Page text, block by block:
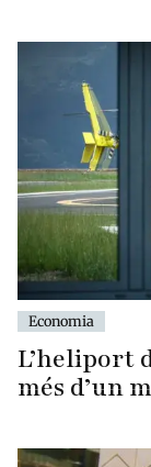
Economia
L’heliport
més d’un